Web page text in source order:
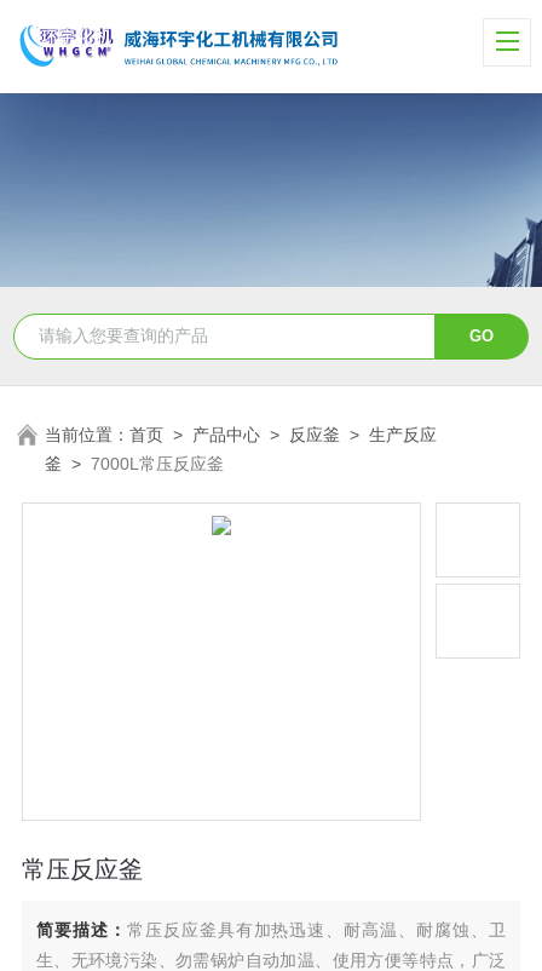
当前位置：首页 > 产品中心 > 反应釜 >生产反应
釜 >7000L常压反应釜
常压反应釜
简要描述： 常压反应釜具有加热迅速、耐高温、耐腐蚀、卫
生、无环境污染、勿需锅炉自动加温、使用方便等特点，广泛